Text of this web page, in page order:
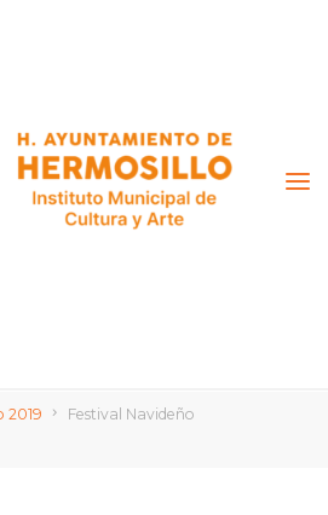
2019
Festival Navideño